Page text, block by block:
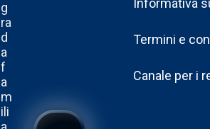
g
ra
d
a
f
a
m
ili
Informativa
Termini e
Canale per i